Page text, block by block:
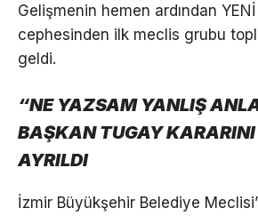
Gelişmenin hemen ardından
cephesinden ilk meclis grubu
geldi.
“NE YAZSAM YANLIŞ
BAŞKAN TUGAY
AYRILDI
İzmir Büyükşehir Belediye